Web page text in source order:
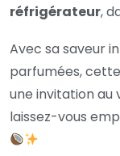
réfrigérateur,
Avec sa saveur
parfumées, cette
une invitation au
laissez-vous